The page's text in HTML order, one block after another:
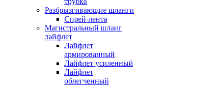
Разбрызгивающие шланги
Спрей-лента
Магистральный шланг
лайфлет
Лайфлет
армированный
Лайфлет усиленный
Лайфлет
облегченный